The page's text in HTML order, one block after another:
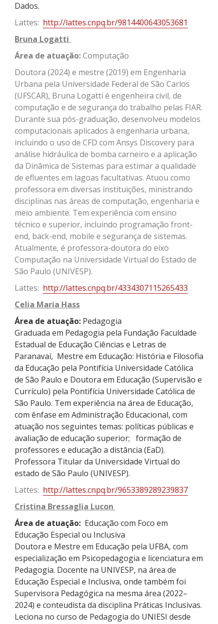
Dados.
Lattes: http://lattes.cnpq.br/9814400643053681
Bruna Logatti
Área de atuação:Computação
Doutora (2024) e mestre (2019) em Engenharia
Urbana pela Universidade Federal de São Carlos
(UFSCAR), Bruna Logatti é engenheira civil, de
computação e de segurança do trabalho pelas FIAR.
Durante sua pós-graduação, desenvolveu modelos
computacionais aplicados à engenharia urbana,
incluindo o uso de CFD com Ansys Discovery para
análise hidráulica de bomba carneiro e a aplicação
da Dinâmica de Sistemas para estimar a qualidade
de efluentes em lagoas facultativas. Atuou como
professora em diversas instituições, ministrando
disciplinas nas áreas de computação, engenharia e
meio ambiente. Tem experiência com ensino
técnico e superior, incluindo programação front-
end, back-end, mobile e segurança de sistemas.
Atualmente, é professora-doutora do eixo
Computação na Universidade Virtual do Estado de
São Paulo (UNIVESP).
Lattes: http://lattes.cnpq.br/4334307115265433
Celia Maria Hass
Área de atuação: Pedagogia
Graduada em Pedagogia pela Fundação Faculdade
Estadual de Educação Ciências e Letras de
Paranavaí, Mestre em Educação: História e Filosofia
da Educação pela Pontifícia Universidade Católica
de São Paulo e Doutora em Educação (Supervisão e
Currículo) pela Pontifícia Universidade Católica de
São Paulo. Tem experiência na área de Educação,
com ênfase em Administração Educacional, com
atuação nos seguintes temas: políticas públicas e
avaliação de educação superior; formação de
professores e educação a distância (EaD).
Professora Titular da Universidade Virtual do
estado de São Paulo (UNIVESP).
Lattes: http://lattes.cnpq.br/9653389289239837
Cristina Bressaglia Lucon
Área de atuação: Educação com Foco em
Educação Especial ou Inclusiva
Doutora e Mestre em Educação pela UFBA, com
especialização em Psicopedagogia e licenciatura em
Pedagogia. Docente na UNIVESP, na área de
Educação Especial e Inclusiva, onde também foi
Supervisora Pedagógica na mesma área (2022–
2024) e conteudista da disciplina Práticas Inclusivas.
Leciona no curso de Pedagogia do UNIESI desde